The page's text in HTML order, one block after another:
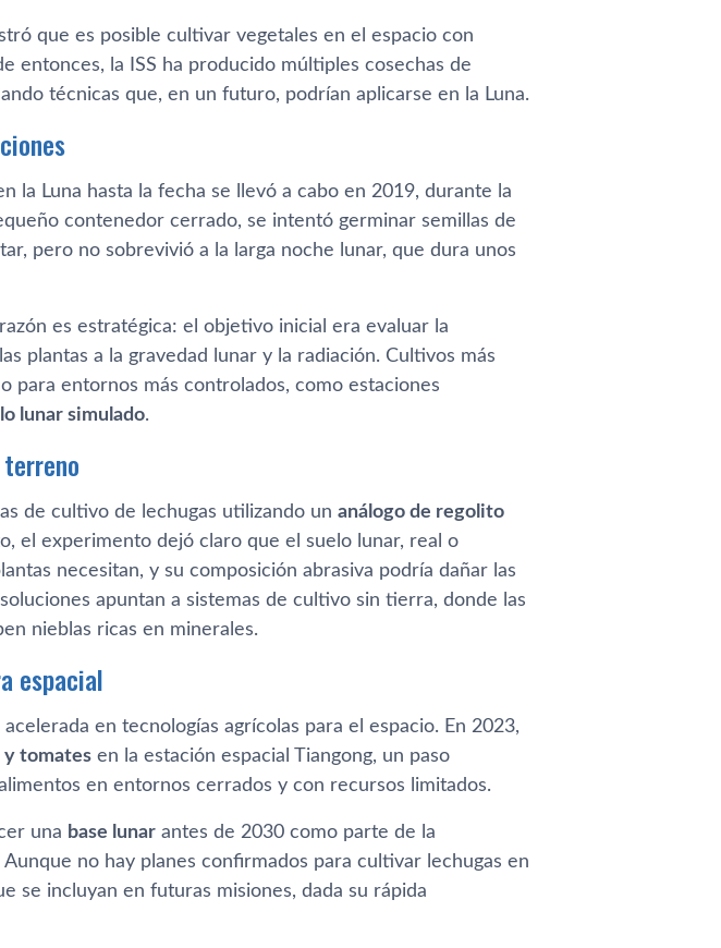
que es posible cultivar vegetales en el espacio con
entonces, la ISS ha producido múltiples cosechas de
técnicas que, en un futuro, podrían aplicarse en la Luna.
la Luna hasta la fecha se llevó a cabo en 2019, durante la
contenedor cerrado, se intentó germinar semillas de
pero no sobrevivió a la larga noche lunar, que dura unos
es estratégica: el objetivo inicial era evaluar la
plantas a la gravedad lunar y la radiación. Cultivos más
para entornos más controlados, como estaciones
lunar simulado.
de cultivo de lechugas utilizando un análogo de regolito
el experimento dejó claro que el suelo lunar, real o
necesitan, y su composición abrasiva podría dañar las
apuntan a sistemas de cultivo sin tierra, donde las
nieblas ricas en minerales.
espacial
en tecnologías agrícolas para el espacio. En 2023,
y tomates en la estación espacial Tiangong, un paso
en entornos cerrados y con recursos limitados.
una base lunar antes de 2030 como parte de la
Aunque no hay planes confirmados para cultivar lechugas en
se incluyan en futuras misiones, dada su rápida